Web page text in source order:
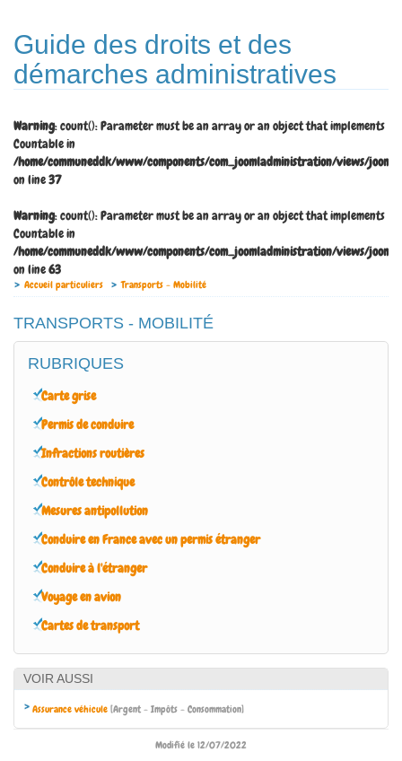
Guide des droits et des
démarches administratives
Warning: count(): Parameter must be an array or an object that implements
Countable in
/home/communeddk/www/components/com_joomladministration/views/
on line37
Warning: count(): Parameter must be an array or an object that implements
Countable in
/home/communeddk/www/components/com_joomladministration/views/
on line63
Accueil particuliers Transports - Mobilité
TRANSPORTS - MOBILITÉ
RUBRIQUES
Carte grise
Permis de conduire
Infractions routières
Contrôle technique
Mesures antipollution
Conduire en France avec un permis étranger
Conduire à l'étranger
Voyage en avion
Cartes de transport
VOIR AUSSI
Assurance véhicule [Argent - Impôts - Consommation]
Modifié le 12/07/2022